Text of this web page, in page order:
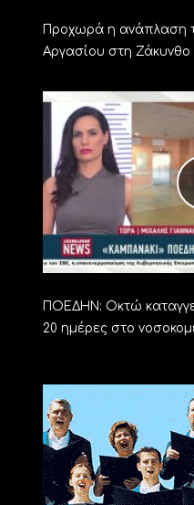
Προχωρά η ανάπλαση
Αργασίου στη Ζάκυνθο
ΠΟΕΔΗΝ: Οκτώ
20 ημέρες στο